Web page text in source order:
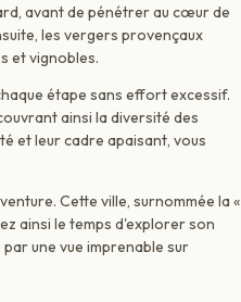
avant de pénétrer au cœur de
les vergers provençaux
et vignobles.
étape sans effort excessif.
ainsi la diversité des
et leur cadre apaisant, vous
Cette ville, surnommée la «
ainsi le temps d'explorer son
une vue imprenable sur